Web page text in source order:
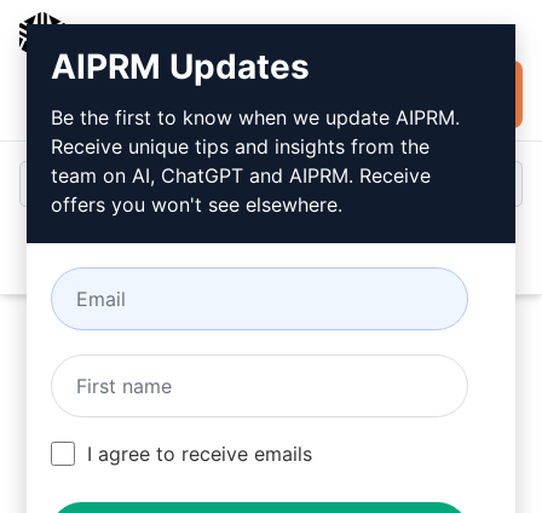
gratuitamente
Provate questoPrompt
ChatGPT
AIPRM Updates
Be the first to know when we update AIPRM.
Receive unique tips and insights from the
team on AI, ChatGPT and AIPRM. Receive
offers you won't see elsewhere.
I agree to receive emails